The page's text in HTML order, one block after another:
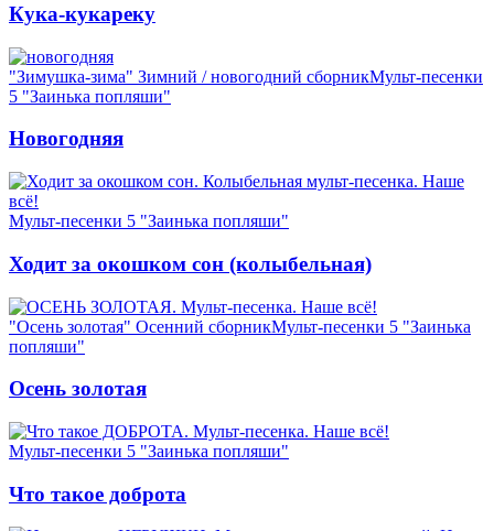
Кука-кукареку
"Зимушка-зима" Зимний / новогодний сборникМульт-песенки
5 "Заинька попляши"
Новогодняя
Мульт-песенки 5 "Заинька попляши"
Ходит за окошком сон (колыбельная)
"Осень золотая" Осенний сборникМульт-песенки 5 "Заинька
попляши"
Осень золотая
Мульт-песенки 5 "Заинька попляши"
Что такое доброта